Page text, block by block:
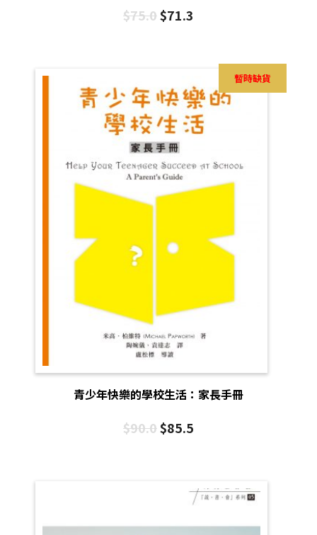
$75.0$71.3
青少年快樂的學校生活：家長手冊
暫時缺貨
$90.0$85.5